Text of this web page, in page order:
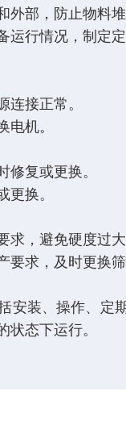
外部，防止物料
运行情况，制定
连接正常。
电机。
修复或更换。
更换。
求，避免硬度过
要求，及时更换
安装、操作、定
状态下运行。